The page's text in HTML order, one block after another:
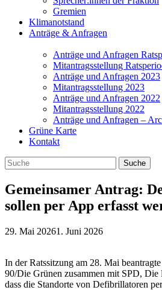
Gremien
Klimanotstand
Anträge & Anfragen
Anträge und Anfragen
Mitantragsstellung
Anträge und Anfragen 2023
Mitantragsstellung 2023
Anträge und Anfragen 2022
Mitantragsstellung 2022
Anträge und Anfragen –
Grüne Karte
Kontakt
Gemeinsamer Antrag:
sollen per App erfasst
29. Mai 20261. Juni 2026
In der Ratssitzung am 28. Mai
90/Die Grünen zusammen mit SPD,
dass die Standorte von Defibrillatoren